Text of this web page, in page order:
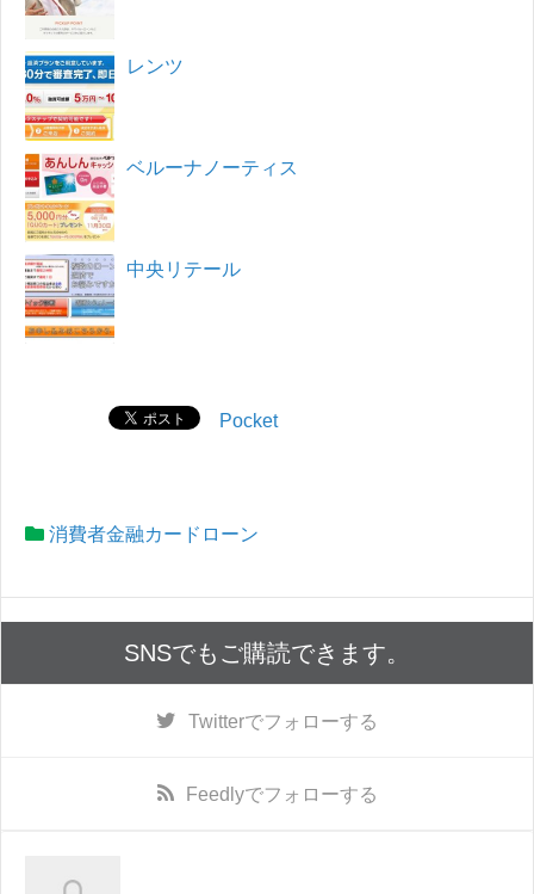
レンツ
ベルーナノーティス
中央リテール
Pocket
消費者金融カードローン
SNSでもご購読できます。
Twitterでフォローする
Feedlyでフォローする